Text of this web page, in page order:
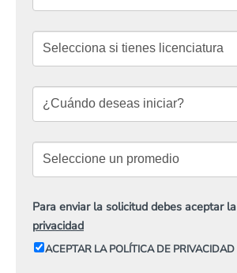
Para enviar la solicitud debes aceptar la
privacidad
ACEPTAR LA POLÍTICA DE PRIVACIDAD